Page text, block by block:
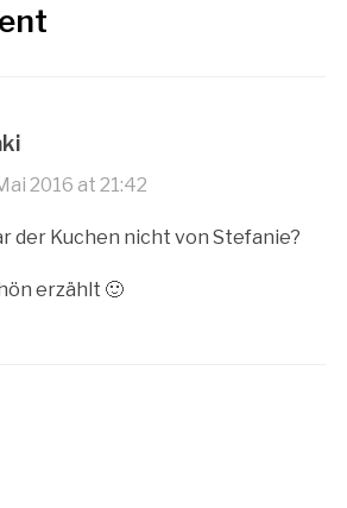
2016 at 21:42
der Kuchen nicht von Stefanie?
erzählt 🙂